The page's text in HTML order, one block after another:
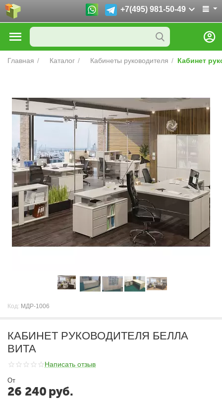
+7(495) 981-50-49
Главная / Каталог / Кабинеты руководителя / Кабинет
Код: МДР-1006
КАБИНЕТ РУКОВОДИТЕЛЯ БЕЛЛА
ВИТА
Написать отзыв
От
26 240 руб.